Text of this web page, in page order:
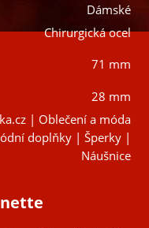
Dámské
Chirurgická ocel
71 mm
28 mm
| Oblečení a móda
doplňky | Šperky |
Náušnice